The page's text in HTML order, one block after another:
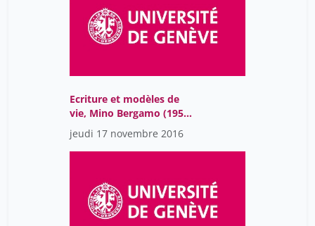
Ecriture et modèles de
vie, Mino Bergamo (1956-
1991) interprète des
textes mystiques.
jeudi 17 novembre 2016